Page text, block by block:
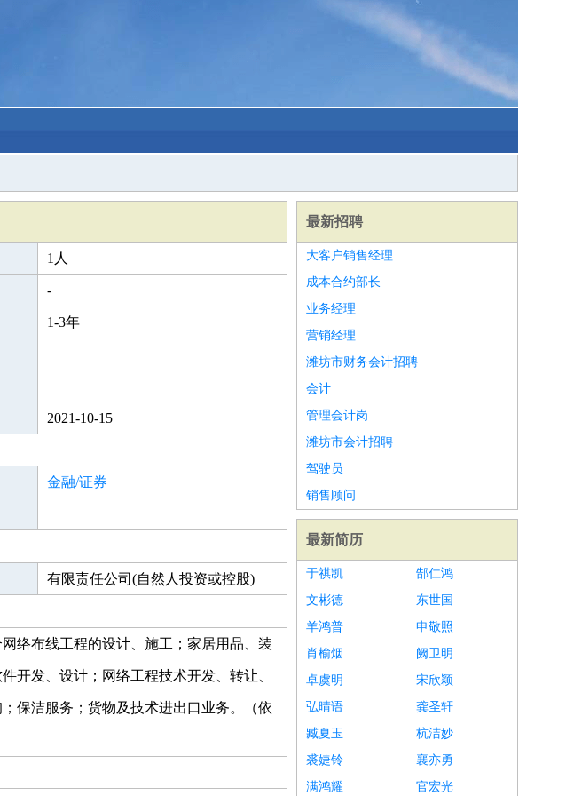
1人
-
1-3年
2021-10-15
金融/证券
有限责任公司(自然人投资或控股)
络布线工程的设计、施工；家居用品、装
开发、设计；网络工程技术开发、转让、
保洁服务；货物及技术进出口业务。（依
最新招聘
大客户销售经理
成本合约部长
业务经理
营销经理
潍坊市财务会计招聘
会计
管理会计岗
潍坊市会计招聘
驾驶员
销售顾问
最新简历
于祺凯
郜仁鸿
文彬德
东世国
羊鸿普
申敬照
肖榆烟
阙卫明
卓虞明
宋欣颖
弘晴语
龚圣轩
臧夏玉
杭洁妙
裘婕铃
襄亦勇
满鸿耀
官宏光